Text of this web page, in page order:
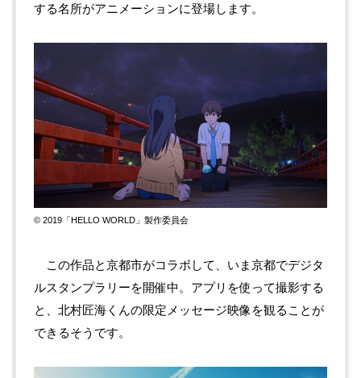
する名所がアニメーションに登場します。
© 2019「HELLO WORLD」製作委員会
この作品と京都市がコラボして、いま京都でデジタ
ルスタンプラリーを開催中。アプリを使って撮影する
と、北村匠海くんの限定メッセージ映像を観ることが
できるそうです。